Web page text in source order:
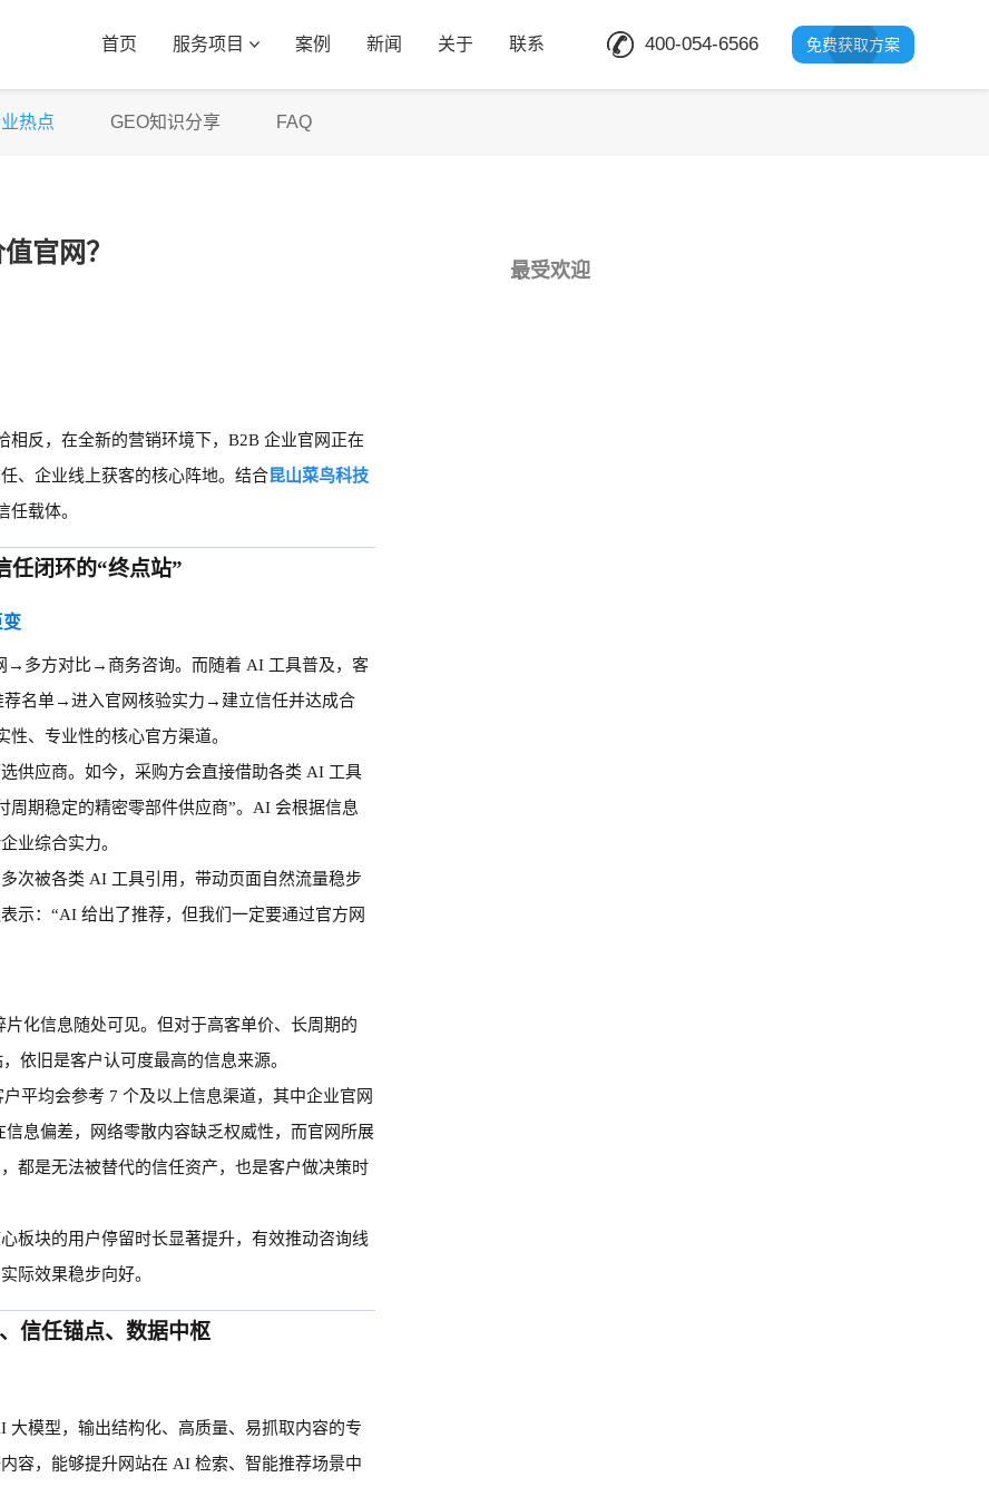
免费获取方案
400-054-6566
首页 服务项目 案例 新闻 关于 联系
热点 GEO知识分享 FAQ
官网？
反，在全新的营销环境下，B2B 企业官网正在
、企业线上获客的核心阵地。结合昆山菜鸟科技
任载体。
任闭环的“终点站”
变
→多方对比→商务咨询。而随着 AI 工具普及，客
名单→进入官网核验实力→建立信任并达成合
、专业性的核心官方渠道。
供应商。如今，采购方会直接借助各类 AI 工具
周期稳定的精密零部件供应商”。AI 会根据信息
业综合实力。
次被各类 AI 工具引用，带动页面自然流量稳步
示：“AI 给出了推荐，但我们一定要通过官方网
片化信息随处可见。但对于高客单价、长周期的
依旧是客户认可度最高的信息来源。
平均会参考 7 个及以上信息渠道，其中企业官网
息偏差，网络零散内容缺乏权威性，而官网所展
都是无法被替代的信任资产，也是客户做决策时
板块的用户停留时长显著提升，有效推动咨询线
际效果稳步向好。
信任锚点、数据中枢
大模型，输出结构化、高质量、易抓取内容的专
容，能够提升网站在 AI 检索、智能推荐场景中
最受欢迎